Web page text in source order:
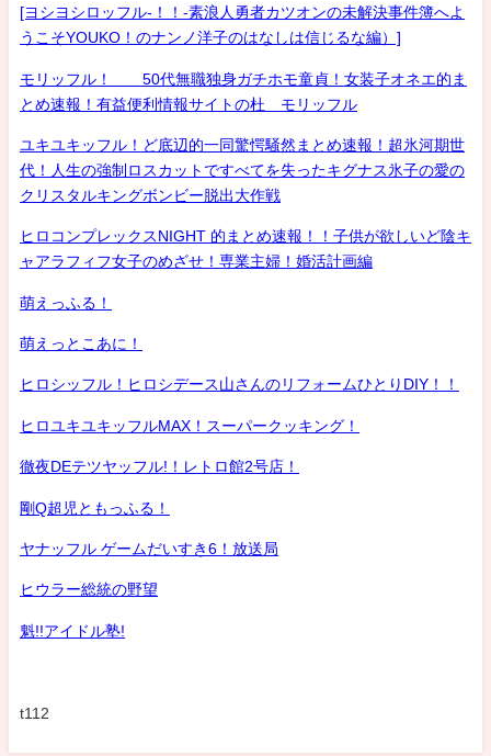
[ヨシヨシロッフル-！！-素浪人勇者カツオンの未解決事件簿へよ
うこそYOUKO！のナンノ洋子のはなしは信じるな編）]
モリッフル！ 50代無職独身ガチホモ童貞！女装子オネエ的ま
とめ速報！有益便利情報サイトの杜 モリッフル
ユキユキッフル！ど底辺的一同驚愕騒然まとめ速報！超氷河期世
代！人生の強制ロスカットですべてを失ったキグナス氷子の愛の
クリスタルキングボンビー脱出大作戦
ヒロコンプレックスNIGHT 的まとめ速報！！子供が欲しいど陰キ
ャアラフィフ女子のめざせ！専業主婦！婚活計画編
萌えっふる！
萌えっとこあに！
ヒロシッフル！ヒロシデース山さんのリフォームひとりDIY！！
ヒロユキユキッフルMAX！スーパークッキング！
徹夜DEテツヤッフル!！レトロ館2号店！
剛Q超児ともっふる！
ヤナッフル ゲームだいすき6！放送局
ヒウラー総統の野望
魁!!アイドル塾!
t112